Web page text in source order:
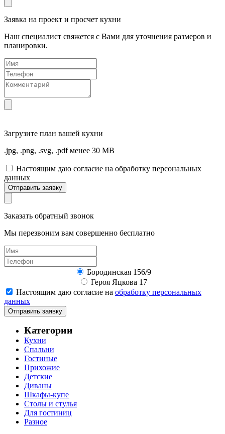
Заявка на проект и просчет кухни
Наш специалист свяжется с Вами для уточнения размеров и
планировки.
Загрузите план вашей кухни
.jpg, .png, .svg, .pdf менее 30 MB
Настоящим даю согласие на обработку персональных
данных
Отправить заявку
Заказать обратный звонок
Мы перезвоним вам совершенно бесплатно
Бородинская 156/9
Героя Яцкова 17
Настоящим даю согласие на обработку персональных
данных
Отправить заявку
Категории
Кухни
Спальни
Гостиные
Прихожие
Детские
Диваны
Шкафы-купе
Столы и стулья
Для гостиниц
Разное